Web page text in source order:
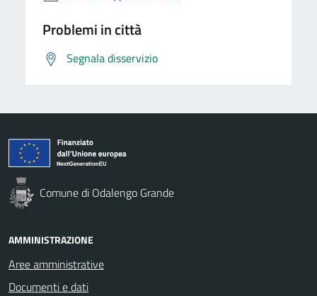
Problemi in città
Segnala disservizio
Comune di Odalengo Grande
AMMINISTRAZIONE
Aree amministrative
Documenti e dati